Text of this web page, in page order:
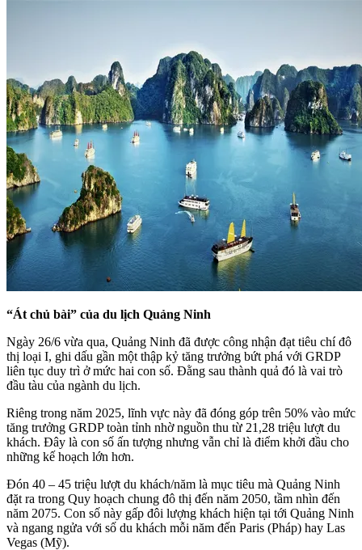
“Át chủ bài” của du lịch Quảng Ninh
Ngày 26/6 vừa qua, Quảng Ninh đã được công nhận đạt tiêu chí đô
thị loại I, ghi dấu gần một thập kỷ tăng trưởng bứt phá với GRDP
liên tục duy trì ở mức hai con số. Đằng sau thành quả đó là vai trò
đầu tàu của ngành du lịch.
Riêng trong năm 2025, lĩnh vực này đã đóng góp trên 50% vào mức
tăng trưởng GRDP toàn tỉnh nhờ nguồn thu từ 21,28 triệu lượt du
khách. Đây là con số ấn tượng nhưng vẫn chỉ là điểm khởi đầu cho
những kế hoạch lớn hơn.
Đón 40 – 45 triệu lượt du khách/năm là mục tiêu mà Quảng Ninh
đặt ra trong Quy hoạch chung đô thị đến năm 2050, tầm nhìn đến
năm 2075. Con số này gấp đôi lượng khách hiện tại tới Quảng Ninh
và ngang ngửa với số du khách mỗi năm đến Paris (Pháp) hay Las
Vegas (Mỹ).